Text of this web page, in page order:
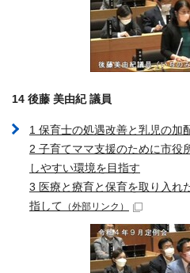
14 後藤 美由紀 議員
1 保育士の処遇改善と乳児の加
2 子育てママ支援のために市役
しやすい環境を目指す
3 医療と療育と保育を取り入れ
指して （外部リンク）